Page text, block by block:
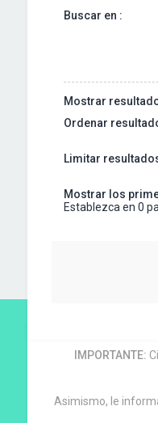
Buscar en :
Mostrar
Ordenar
Limitar
Mostrar los
Establezca en 0
IMPORTANTE:
Asimismo, le